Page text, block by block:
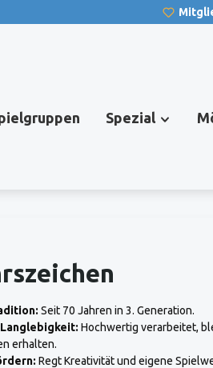
Spezial
Seit 70 Jahren in 3. Generation.
Hochwertig verarbeitet,
erhalten.
Regt Kreativität und eigene